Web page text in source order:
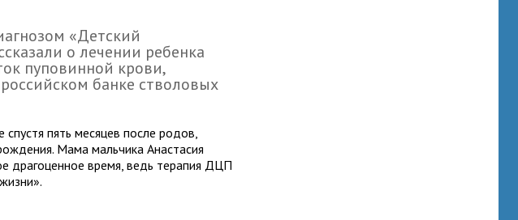
«Детский
о лечении ребенка
пуповинной крови,
банке стволовых
пять месяцев после родов,
Мама мальчика Анастасия
драгоценное время, ведь терапия ДЦП